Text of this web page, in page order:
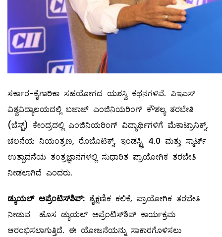
ಸರ್ಕಾರ-ಕೈಗಾರಿಕಾ ಸಹಯೋಗದ ಯಶಸ್ವಿ ಕಥನಗಳಿವೆ. ಪಿಇಎಸ್
ವಿಶ್ವವಿದ್ಯಾಲಯದಲ್ಲಿ ಬಜಾಜ್ ಎಂಜಿನಿಯರಿಂಗ್ ಕೌಶಲ್ಯ ತರಬೇತಿ
(ಬೆಸ್ಟ್) ಕೇಂದ್ರದಲ್ಲಿ ಎಂಜಿನಿಯರಿಂಗ್ ವಿದ್ಯಾರ್ಥಿಗಳಿಗೆ ಮೆಕಾಟ್ರಾನಿಕ್ಸ್,
ಚಲನೆಯ ನಿಯಂತ್ರಣ, ರೊಬೊಟಿಕ್ಸ್, ಇಂಡಸ್ಟ್ರಿ 4.0 ಮತ್ತು ಸ್ಮಾರ್ಟ್
ಉತ್ಪಾದನೆಯ ತಂತ್ರಜ್ಞಾನಗಳಲ್ಲಿ ಸುಧಾರಿತ ಪ್ರಾಯೋಗಿಕ ತರಬೇತಿ
ನೀಡಲಾಗಿದೆ ಎಂದರು.
ಡ್ಯುಯಲ್‌ ಅಪ್ರೆಂಟಿಸ್‌ಶಿಪ್‌: ಶೈಕ್ಷಣಿಕ ಕಲಿಕೆ, ಪ್ರಾಯೋಗಿಕ ತರಬೇತಿ
ನೀಡುವ ಹೊಸ ಡ್ಯುಯಲ್ ಅಪ್ರೆಂಟಿಸ್‌ಶಿಪ್ ಕಾರ್ಯಕ್ರಮ
ಆರಂಭಿಸಲಾಗುತ್ತಿದೆ. ಈ ಯೋಜನೆಯನ್ನು ಸಾಕಾರಗೊಳಿಸಲು